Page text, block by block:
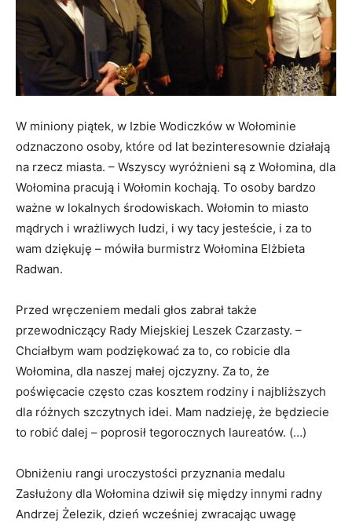
W miniony piątek, w Izbie Wodiczków w Wołominie
odznaczono osoby, które od lat bezinteresownie działają
na rzecz miasta. – Wszyscy wyróżnieni są z Wołomina, dla
Wołomina pracują i Wołomin kochają. To osoby bardzo
ważne w lokalnych środowiskach. Wołomin to miasto
mądrych i wrażliwych ludzi, i wy tacy jesteście, i za to
wam dziękuję – mówiła burmistrz Wołomina Elżbieta
Radwan.
Przed wręczeniem medali głos zabrał także
przewodniczący Rady Miejskiej Leszek Czarzasty. –
Chciałbym wam podziękować za to, co robicie dla
Wołomina, dla naszej małej ojczyzny. Za to, że
poświęcacie często czas kosztem rodziny i najbliższych
dla różnych szczytnych idei. Mam nadzieję, że będziecie
to robić dalej – poprosił tegorocznych laureatów. (…)
Obniżeniu rangi uroczystości przyznania medalu
Zasłużony dla Wołomina dziwił się między innymi radny
Andrzej Żelezik, dzień wcześniej zwracając uwagę